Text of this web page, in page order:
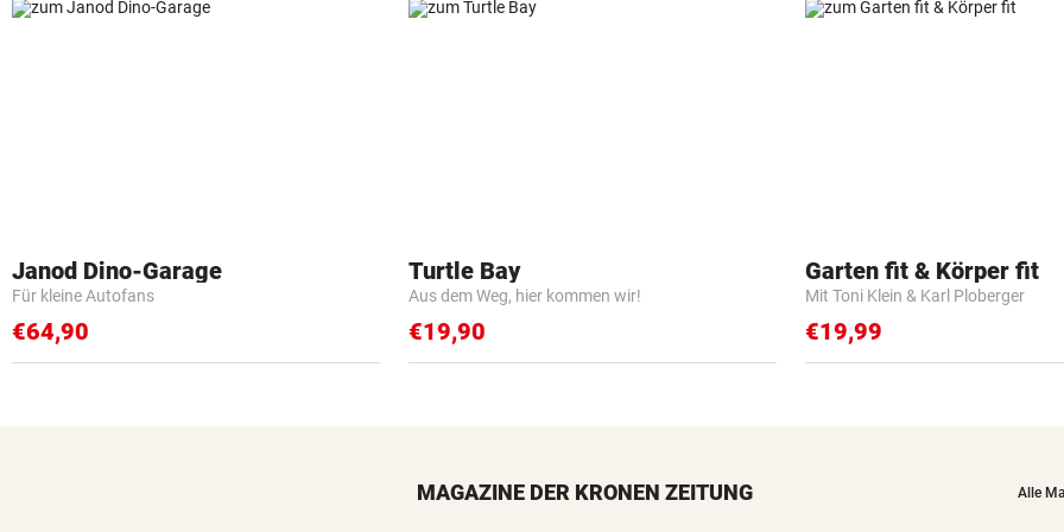
Janod Dino-Garage
Für kleine Autofans
€64,90
Turtle Bay
Aus dem Weg, hier kommen wir!
€19,90
Garten fit & Körper fit
Mit Toni Klein & Karl Ploberger
€19,99
MAGAZINE DER KRONEN ZEITUNG Alle